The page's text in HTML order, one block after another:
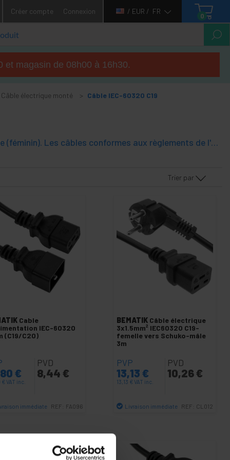
Créer compte Connexion / EUR / FR
0
et magasin de 08h00 à 16h30.
Câble électrique monté Câble IEC-60320 C19
Câble électrique monté l'un des connecteurs est la CEI-60320 C19 modèle (féminin). Les câbles conformes aux règlements de l'UE.
Trier par
Cable
IEC-60320
(C19/C20)
€
€VAT inc.
PVD
8,44 €
immédiate REF: FA096
BEMATIK Câble électrique
3x1.5mm² IEC60320 C19-
femelle vers Schuko-mâle
3m
PVP
13,13€
13,13 €VAT inc.
PVD
10,26 €
Livraison immédiate REF: CL012